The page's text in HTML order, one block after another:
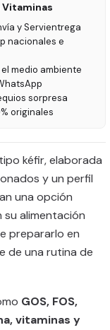
y Servientrega
nacionales e
medio ambiente
sorpresa
originales
kéfir, elaborada
y un perfil
una opción
alimentación
prepararlo en
de una rutina de
GOS, FOS,
vitaminas y